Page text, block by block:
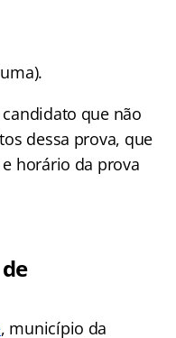
que não
dessa prova, que
horário da prova
, município da